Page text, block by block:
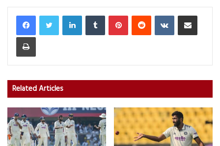
LinkedInTumblr PinterestReddit VKontakteShare via Email
Print
Related Articles